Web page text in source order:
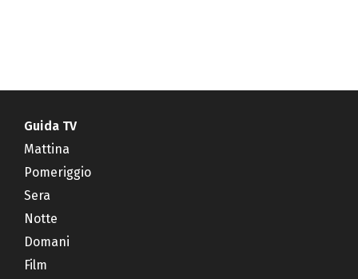
Guida TV
Mattina
Pomeriggio
Sera
Notte
Domani
Film